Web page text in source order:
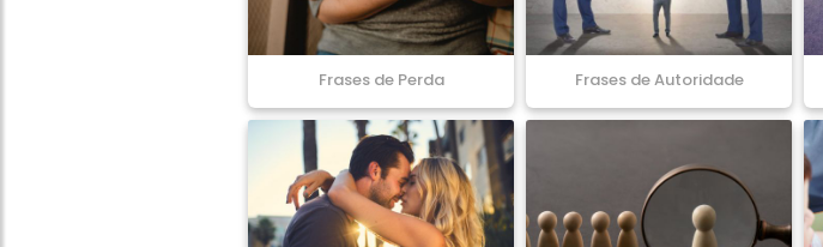
Frases de Perda Frases de Autoridade